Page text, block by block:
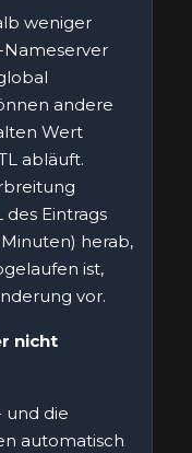
weniger
Nameserver
andere
Wert
abläuft.
des Eintrags
Minuten) herab,
ist,
vor.
nicht
und die
automatisch